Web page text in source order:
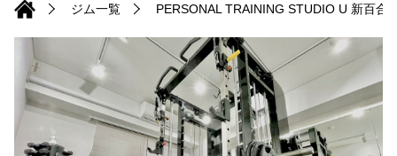
ジム一覧 PERSONAL TRAINING STUDIO U 新百合